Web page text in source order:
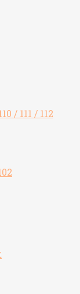
/ 111 / 112